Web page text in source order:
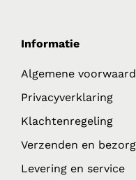
Informatie
Algemene
Privacyverklaring
Klachtenregeling
Verzenden en
Levering en service